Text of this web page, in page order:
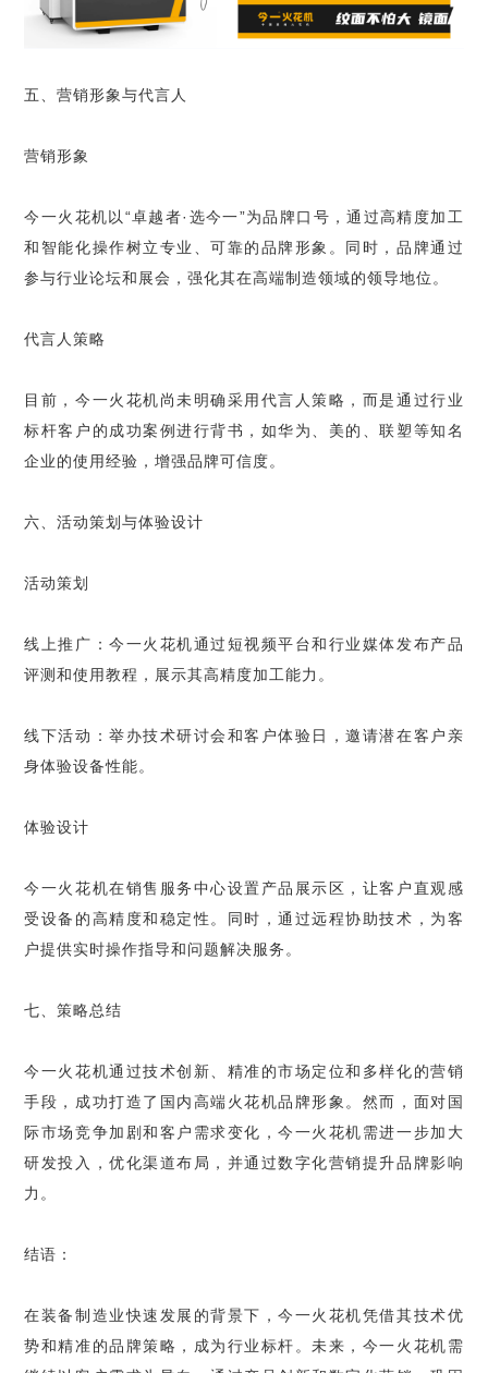
五、营销形象与代言人
营销形象
今一火花机以“卓越者·选今一”为品牌口号，通过高精度加工
和智能化操作树立专业、可靠的品牌形象。同时，品牌通过
参与行业论坛和展会，强化其在高端制造领域的领导地位。
代言人策略
目前，今一火花机尚未明确采用代言人策略，而是通过行业
标杆客户的成功案例进行背书，如华为、美的、联塑等知名
企业的使用经验，增强品牌可信度。
六、活动策划与体验设计
活动策划
线上推广：今一火花机通过短视频平台和行业媒体发布产品
评测和使用教程，展示其高精度加工能力。
线下活动：举办技术研讨会和客户体验日，邀请潜在客户亲
身体验设备性能。
体验设计
今一火花机在销售服务中心设置产品展示区，让客户直观感
受设备的高精度和稳定性。同时，通过远程协助技术，为客
户提供实时操作指导和问题解决服务。
七、策略总结
今一火花机通过技术创新、精准的市场定位和多样化的营销
手段，成功打造了国内高端火花机品牌形象。然而，面对国
际市场竞争加剧和客户需求变化，今一火花机需进一步加大
研发投入，优化渠道布局，并通过数字化营销提升品牌影响
力。
结语：
在装备制造业快速发展的背景下，今一火花机凭借其技术优
势和精准的品牌策略，成为行业标杆。未来，今一火花机需